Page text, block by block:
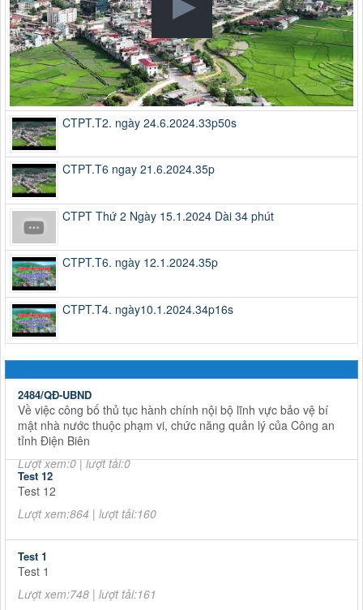
CTPT.T2. ngày 24.6.2024.33p50s
CTPT.T6 ngay 21.6.2024.35p
CTPT Thứ 2 Ngày 15.1.2024 Dài 34 phút
CTPT.T6. ngày 12.1.2024.35p
CTPT.T4. ngày10.1.2024.34p16s
2484/QĐ-UBND
Về việc công bố thủ tục hành chính nội bộ lĩnh vực bảo vệ bí
mật nhà nước thuộc phạm vi, chức năng quản lý của Công an
tỉnh Điện Biên
Lượt xem:0 | lượt tải:0
Test 12
Test 12
Lượt xem:864 | lượt tải:160
Test 1
Test 1
Lượt xem:748 | lượt tải:161